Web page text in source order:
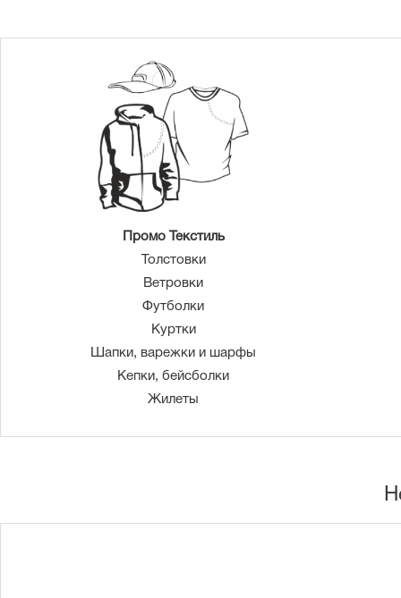
Промо Текстиль
Толстовки
Ветровки
Футболки
Куртки
Шапки, варежки и шарфы
Кепки, бейсболки
Жилеты